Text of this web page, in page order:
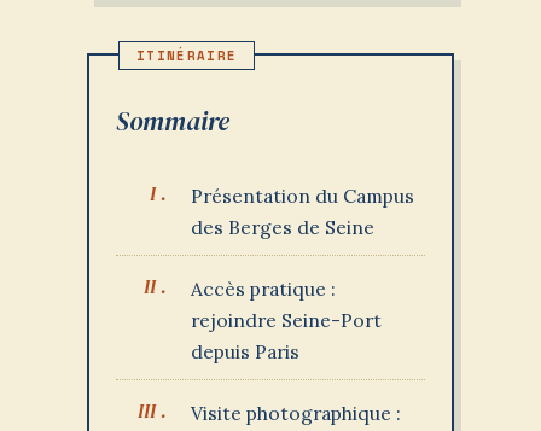
Sommaire
Présentation du Campus
des Berges de Seine
Accès pratique :
rejoindre Seine-Port
depuis Paris
Visite photographique :